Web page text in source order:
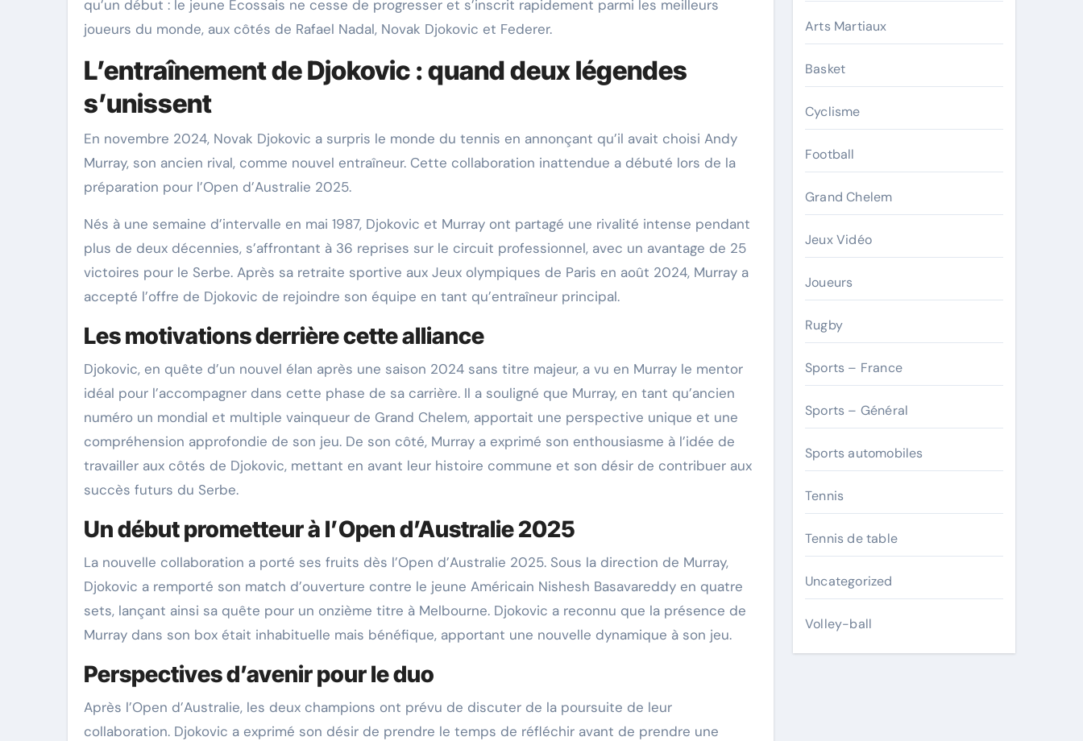
qu’un début : le jeune Écossais ne cesse de progresser et s’inscrit rapidement parmi les meilleurs
joueurs du monde, aux côtés de Rafael Nadal, Novak Djokovic et Federer.
L’entraînement de Djokovic : quand deux légendes
s’unissent
En novembre 2024, Novak Djokovic a surpris le monde du tennis en annonçant qu’il avait choisi Andy
Murray, son ancien rival, comme nouvel entraîneur. Cette collaboration inattendue a débuté lors de la
préparation pour l’Open d’Australie 2025.​
Nés à une semaine d’intervalle en mai 1987, Djokovic et Murray ont partagé une rivalité intense pendant
plus de deux décennies, s’affrontant à 36 reprises sur le circuit professionnel, avec un avantage de 25
victoires pour le Serbe. Après sa retraite sportive aux Jeux olympiques de Paris en août 2024, Murray a
accepté l’offre de Djokovic de rejoindre son équipe en tant qu’entraîneur principal. ​
Les motivations derrière cette alliance
Djokovic, en quête d’un nouvel élan après une saison 2024 sans titre majeur, a vu en Murray le mentor
idéal pour l’accompagner dans cette phase de sa carrière. Il a souligné que Murray, en tant qu’ancien
numéro un mondial et multiple vainqueur de Grand Chelem, apportait une perspective unique et une
compréhension approfondie de son jeu. De son côté, Murray a exprimé son enthousiasme à l’idée de
travailler aux côtés de Djokovic, mettant en avant leur histoire commune et son désir de contribuer aux
succès futurs du Serbe. ​
Un début prometteur à l’Open d’Australie 2025
La nouvelle collaboration a porté ses fruits dès l’Open d’Australie 2025. Sous la direction de Murray,
Djokovic a remporté son match d’ouverture contre le jeune Américain Nishesh Basavareddy en quatre
sets, lançant ainsi sa quête pour un onzième titre à Melbourne. Djokovic a reconnu que la présence de
Murray dans son box était inhabituelle mais bénéfique, apportant une nouvelle dynamique à son jeu.
Perspectives d’avenir pour le duo
Après l’Open d’Australie, les deux champions ont prévu de discuter de la poursuite de leur
collaboration. Djokovic a exprimé son désir de prendre le temps de réfléchir avant de prendre une
Arts Martiaux
Basket
Cyclisme
Football
Grand Chelem
Jeux Vidéo
Joueurs
Rugby
Sports – France
Sports – Général
Sports automobiles
Tennis
Tennis de table
Uncategorized
Volley-ball